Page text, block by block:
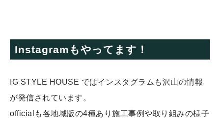
Instagramもやってます！
IG STYLE HOUSE ではインスタグラムも沢山の情報
が発信されています。
officialも各地域版の4種あり施工事例や取り組みの様子